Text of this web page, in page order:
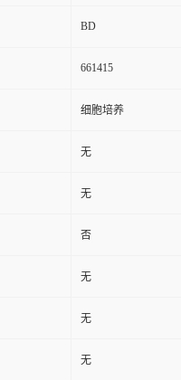
BD
661415
细胞培养
无
无
否
无
无
无